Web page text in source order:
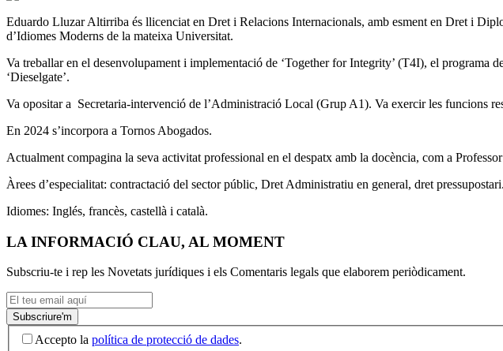
Eduardo Lluzar Altirriba és llicenciat en Dret i Relacions Internacionals, amb esment en Dret i
d’Idiomes Moderns de la mateixa Universitat.
Va treballar en el desenvolupament i implementació de ‘Together for Integrity’ (T4I), el
‘Dieselgate’.
Va opositar a Secretaria-intervenció de l’Administració Local (Grup A1). Va exercir les funcions
En 2024 s’incorpora a Tornos Abogados.
Actualment compagina la seva activitat professional en el despatx amb la docència, com a
Àrees d’especialitat: contractació del sector públic, Dret Administratiu en general, dret pressupostari.
Idiomes: Inglés, francès, castellà i català.
LA INFORMACIÓ CLAU, AL MOMENT
Subscriu-te i rep les Novetats jurídiques i els Comentaris legals que elaborem periòdicament.
Accepto la política de protecció de dades.